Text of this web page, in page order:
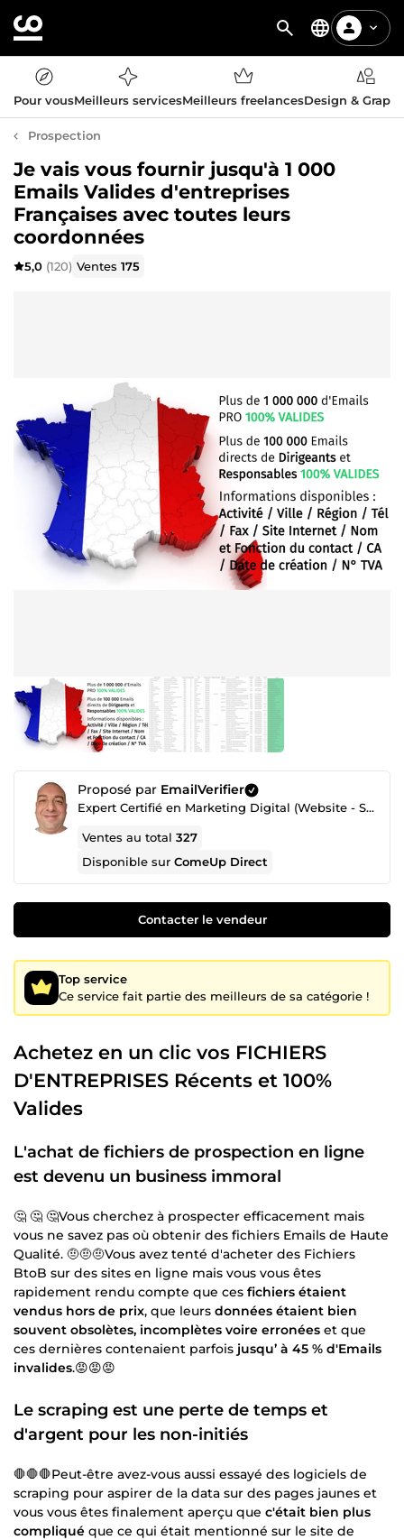
Pour vousMeilleurs servicesMeilleurs freelancesDesign &
Prospection
Je vais vous fournir jusqu'à 1 000
Emails Valides d'entreprises
Françaises avec toutes leurs
coordonnées
5,0 (120) Ventes175
Proposé par EmailVerifier
Expert Certifié en Marketing Digital (Website - SEO - Netlinking - Création de Traffic - Emailing)
Ventes au total327
Disponible surComeUp Direct
Contacter le vendeur
Top service
Ce service fait partie des meilleurs de sa catégorie !
Achetez en un clic vos FICHIERS
D'ENTREPRISES Récents et 100%
Valides
L'achat de fichiers de prospection en ligne
est devenu un business immoral
🤔 🤔 🤔Vous cherchez à prospecter efficacement mais
vous ne savez pas où obtenir des fichiers Emails de Haute
Qualité. 🤨🤨🤨Vous avez tenté d'acheter des Fichiers
BtoB sur des sites en ligne mais vous vous êtes
rapidement rendu compte que ces fichiers étaient
vendus hors de prix, que leurs données étaient bien
souvent obsolètes, incomplètes voire erronées et que
ces dernières contenaient parfois jusqu’ à 45 % d'Emails
invalides.😡😡😡
Le scraping est une perte de temps et
d'argent pour les non-initiés
🛑🛑🛑Peut-être avez-vous aussi essayé des logiciels de
scraping pour aspirer de la data sur des pages jaunes et
vous vous êtes finalement aperçu que c'était bien plus
compliqué que ce qui était mentionné sur le site de